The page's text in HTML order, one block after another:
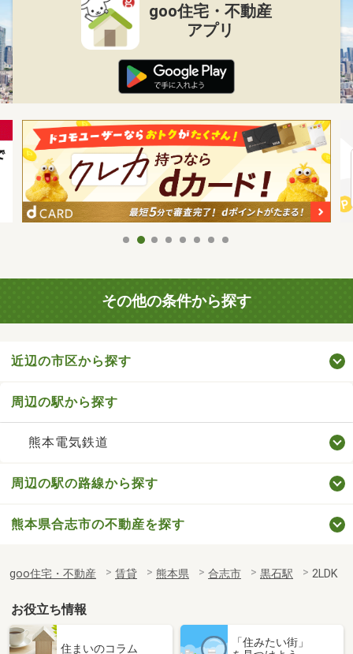
goo住宅・不動産
アプリ
その他の条件から探す
近辺の市区から探す
周辺の駅から探す
熊本電気鉄道
周辺の駅の路線から探す
熊本県合志市の不動産を探す
goo住宅・不動産 賃貸 熊本県 合志市 黒石駅 2LDK
お役立ち情報
住まいのコラム
「住みたい街」